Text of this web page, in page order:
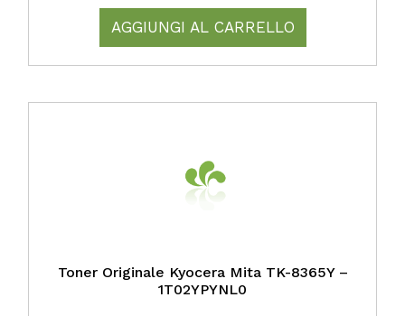
AGGIUNGI AL CARRELLO
Toner Originale Kyocera Mita TK-8365Y –
1T02YPYNL0